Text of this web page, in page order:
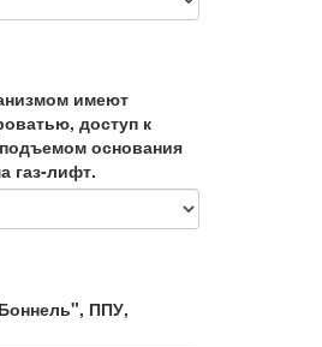
имеют
доступ к
основания
газ-лифт.
ППУ,